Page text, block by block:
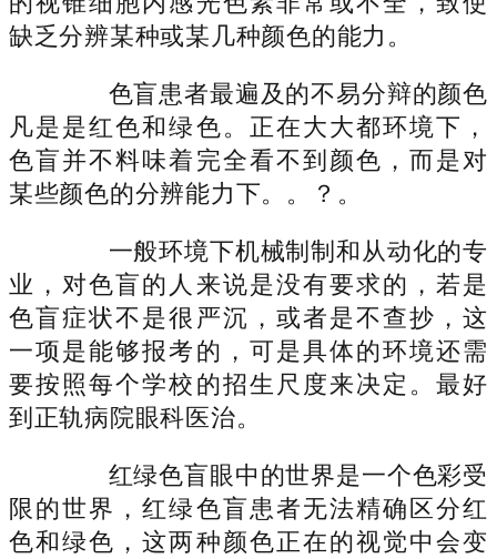
缺乏分辨某种或某几种颜色的能力。
色盲患者最遍及的不易分辩的颜色
凡是是红色和绿色。正在大大都环境下，
色盲并不料味着完全看不到颜色，而是对
某些颜色的分辨能力下。。？。
一般环境下机械制制和从动化的专
业，对色盲的人来说是没有要求的，若是
色盲症状不是很严沉，或者是不查抄，这
一项是能够报考的，可是具体的环境还需
要按照每个学校的招生尺度来决定。最好
到正轨病院眼科医治。
红绿色盲眼中的世界是一个色彩受
限的世界，红绿色盲患者无法精确区分红
色和绿色，这两种颜色正在的视觉中会变